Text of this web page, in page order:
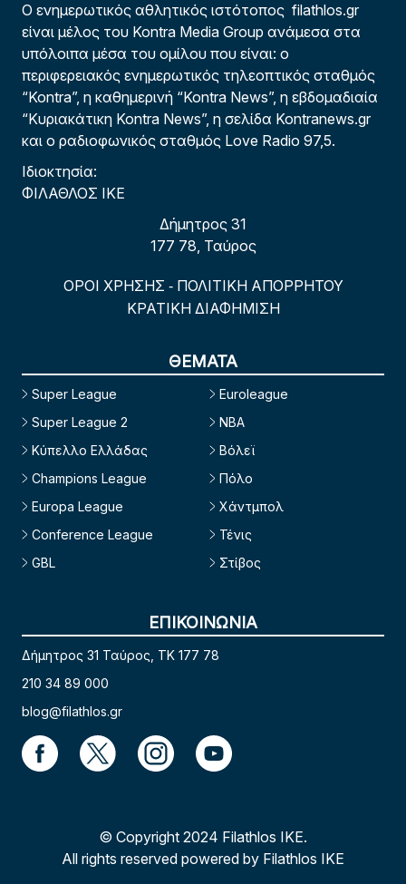
Ο ενημερωτικός αθλητικός ιστότοπος filathlos.gr
είναι μέλος του Kontra Media Group ανάμεσα στα
υπόλοιπα μέσα του ομίλου που είναι: ο
περιφερειακός ενημερωτικός τηλεοπτικός σταθμός
“Kontra”, η καθημερινή “Kontra News”, η εβδομαδιαία
“Κυριακάτικη Kontra News”, η σελίδα Kontranews.gr
και ο ραδιοφωνικός σταθμός Love Radio 97,5.
Ιδιοκτησία:
ΦΙΛΑΘΛΟΣ ΙΚΕ
Δήμητρος 31
177 78, Ταύρος
ΟΡΟΙ ΧΡΗΣΗΣ - ΠΟΛΙΤΙΚΗ ΑΠΟΡΡΗΤΟΥ
ΚΡΑΤΙΚΗ ΔΙΑΦΗΜΙΣΗ
ΘΕΜΑΤΑ
Super League
Super League 2
Κύπελλο Ελλάδας
Champions League
Europa League
Conference League
GBL
Euroleague
NBA
Βόλεϊ
Πόλο
Χάντμπολ
Τένις
Στίβος
ΕΠΙΚΟΙΝΩΝΙΑ
Δήμητρος 31 Ταύρος, TK 177 78
210 34 89 000
blog@filathlos.gr
© Copyright 2024 Filathlos ΙΚΕ.
All rights reserved powered by Filathlos ΙΚΕ